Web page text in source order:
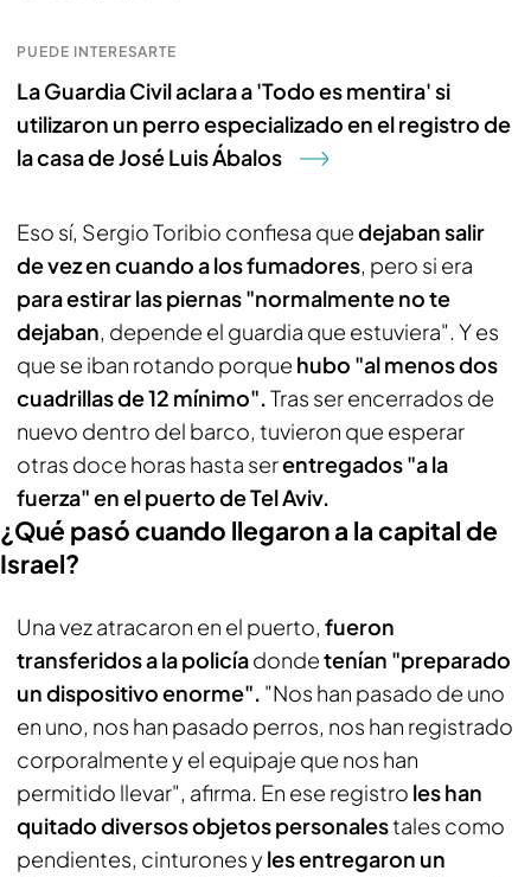
PUEDE INTERESARTE
La Guardia Civil aclara a 'Todo es mentira' si
utilizaron un perro especializado en el registro de
la casa de José Luis Ábalos
Eso sí, Sergio Toribio confiesa quedejaban salir
de vez en cuando a los fumadores, pero si era
para estirar las piernas "normalmente no te
dejaban, depende el guardia que estuviera". Y es
que se iban rotando porque hubo "al menos dos
cuadrillas de 12 mínimo".Tras ser encerrados de
nuevo dentro del barco, tuvieron que esperar
otras doce horas hasta serentregados "a la
fuerza" en el puerto de Tel Aviv.
¿Qué pasó cuando llegaron a la capital de
Israel?
Una vez atracaron en el puerto, fueron
transferidos a la policíadondetenían "preparado
un dispositivo enorme". "Nos han pasado de uno
en uno, nos han pasado perros, nos han registrado
corporalmente y el equipaje que nos han
permitido llevar", afirma. En ese registro les han
quitado diversos objetos personalestales como
pendientes, cinturones y les entregaron un